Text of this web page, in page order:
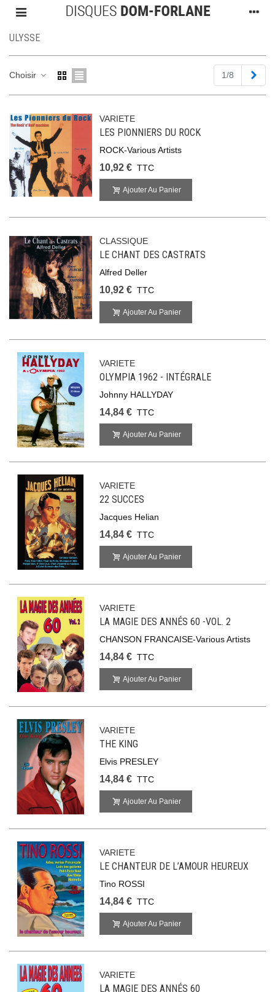
ULYSSE
Choisir 1/8
VARIETE
LES PIONNIERS DU ROCK
ROCK-Various Artists
10,92 € TTC
Ajouter Au Panier
CLASSIQUE
LE CHANT DES CASTRATS
Alfred Deller
10,92 € TTC
Ajouter Au Panier
VARIETE
OLYMPIA 1962 - INTÉGRALE
Johnny HALLYDAY
14,84 € TTC
Ajouter Au Panier
VARIETE
22 SUCCES
Jacques Helian
14,84 € TTC
Ajouter Au Panier
VARIETE
LA MAGIE DES ANNÉS 60 -VOL. 2
CHANSON FRANCAISE-Various Artists
14,84 € TTC
Ajouter Au Panier
VARIETE
THE KING
Elvis PRESLEY
14,84 € TTC
Ajouter Au Panier
VARIETE
LE CHANTEUR DE L’AMOUR HEUREUX
Tino ROSSI
14,84 € TTC
Ajouter Au Panier
VARIETE
LA MAGIE DES ANNÉS 60